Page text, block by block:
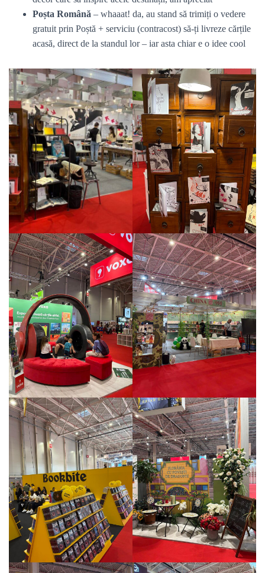
Poșta Română – whaaat! da, au stand să trimiți o vedere
gratuit prin Poștă + serviciu (contracost) să-ți livreze cărțile
acasă, direct de la standul lor – iar asta chiar e o idee cool